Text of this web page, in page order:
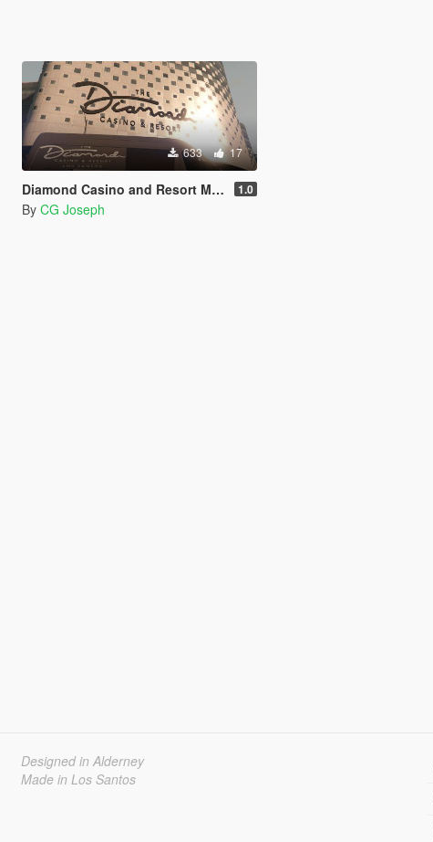
633 17
Diamond Casino and Resort Mercedes-Benz Sprinter Shuttle Bus 1.0
By CG Joseph
Designed in Alderney
Made in Los Santos